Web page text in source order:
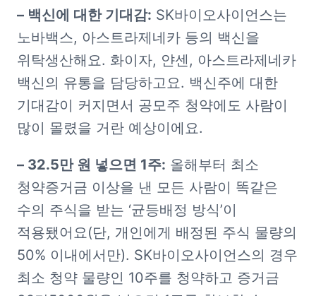
– 백신에 대한 기대감: SK바이오사이언스는
노바백스, 아스트라제네카 등의 백신을
위탁생산해요. 화이자, 얀센, 아스트라제네카
백신의 유통을 담당하고요. 백신주에 대한
기대감이 커지면서 공모주 청약에도 사람이
많이 몰렸을 거란 예상이에요.
– 32.5만 원 넣으면 1주: 올해부터 최소
청약증거금 이상을 낸 모든 사람이 똑같은
수의 주식을 받는 ‘균등배정 방식’이
적용됐어요(단, 개인에게 배정된 주식 물량의
50% 이내에서만). SK바이오사이언스의 경우
최소 청약 물량인 10주를 청약하고 증거금